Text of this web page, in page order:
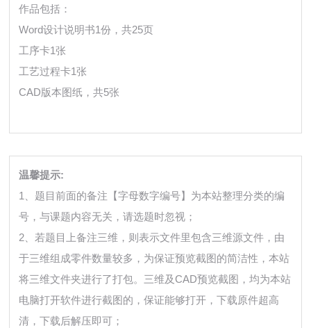
作品包括：
Word设计说明书1份，共25页
工序卡1张
工艺过程卡1张
CAD版本图纸，共5张
温馨提示:
1、题目前面的备注【字母数字编号】为本站整理分类的编
号，与课题内容无关，请选题时忽视；
2、若题目上备注三维，则表示文件里包含三维源文件，由
于三维组成零件数量较多，为保证预览截图的简洁性，本站
将三维文件夹进行了打包。三维及CAD预览截图，均为本站
电脑打开软件进行截图的，保证能够打开，下载原件超高
清，下载后解压即可；